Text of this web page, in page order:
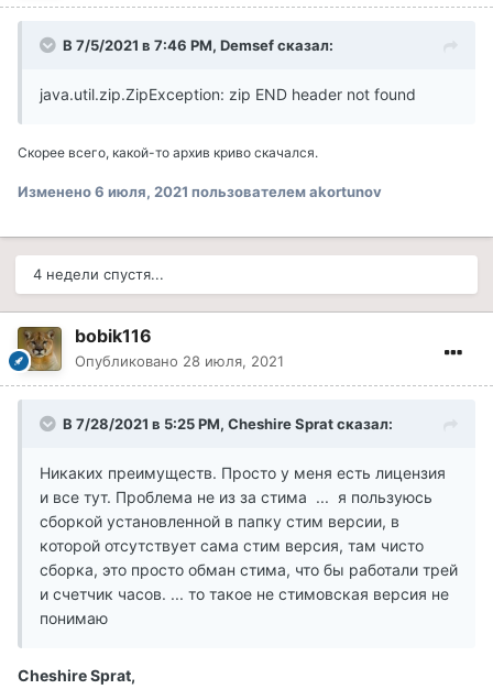
В 7/5/2021 в 7:46 PM, Demsef сказал:
java.util.zip.ZipException: zip END header not found
Скорее всего, какой-то архив криво скачался.
Изменено6 июля, 2021 пользователем akortunov
4 недели спустя...
bobik116
Опубликовано 28 июля, 2021
В 7/28/2021 в 5:25 PM, Cheshire Sprat сказал:
Никаких преимуществ. Просто у меня есть лицензия
и все тут. Проблема не из за стима ... я пользуюсь
сборкой установленной в папку стим версии, в
которой отсутствует сама стим версия, там чисто
сборка, это просто обман стима, что бы работали трей
и счетчик часов. ... то такое не стимовская версия не
понимаю
Cheshire Sprat,